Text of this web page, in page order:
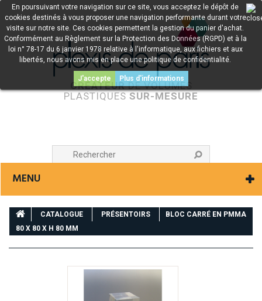
CRÉATEURDE VOLUMES
PLASTIQUES SUR-MESURE
MENU
En poursuivant votre navigation sur ce site, vous acceptez le dépôt de
cookies destinés à vous proposer une navigation performante durant votre
visite sur notre site. Ces cookies permettent la gestion du panier d'achat.
Conformément au Règlement sur la Protection des Données (RGPD) et à la
loi n° 78-17 du 6 janvier 1978 relative à l'informatique, aux fichiers et aux
libertés, nous avons mis en place une politique de confidentialité.
J'accepte Plus d'informations
CATALOGUE PRÉSENTOIRS
BLOC CARRÉ EN PMMA
80 X 80 X H 80 MM